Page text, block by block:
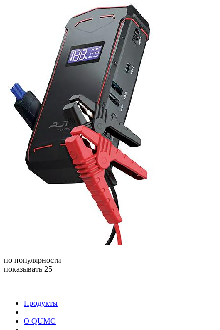
по популярности
показывать 25
Продукты
О QUMO